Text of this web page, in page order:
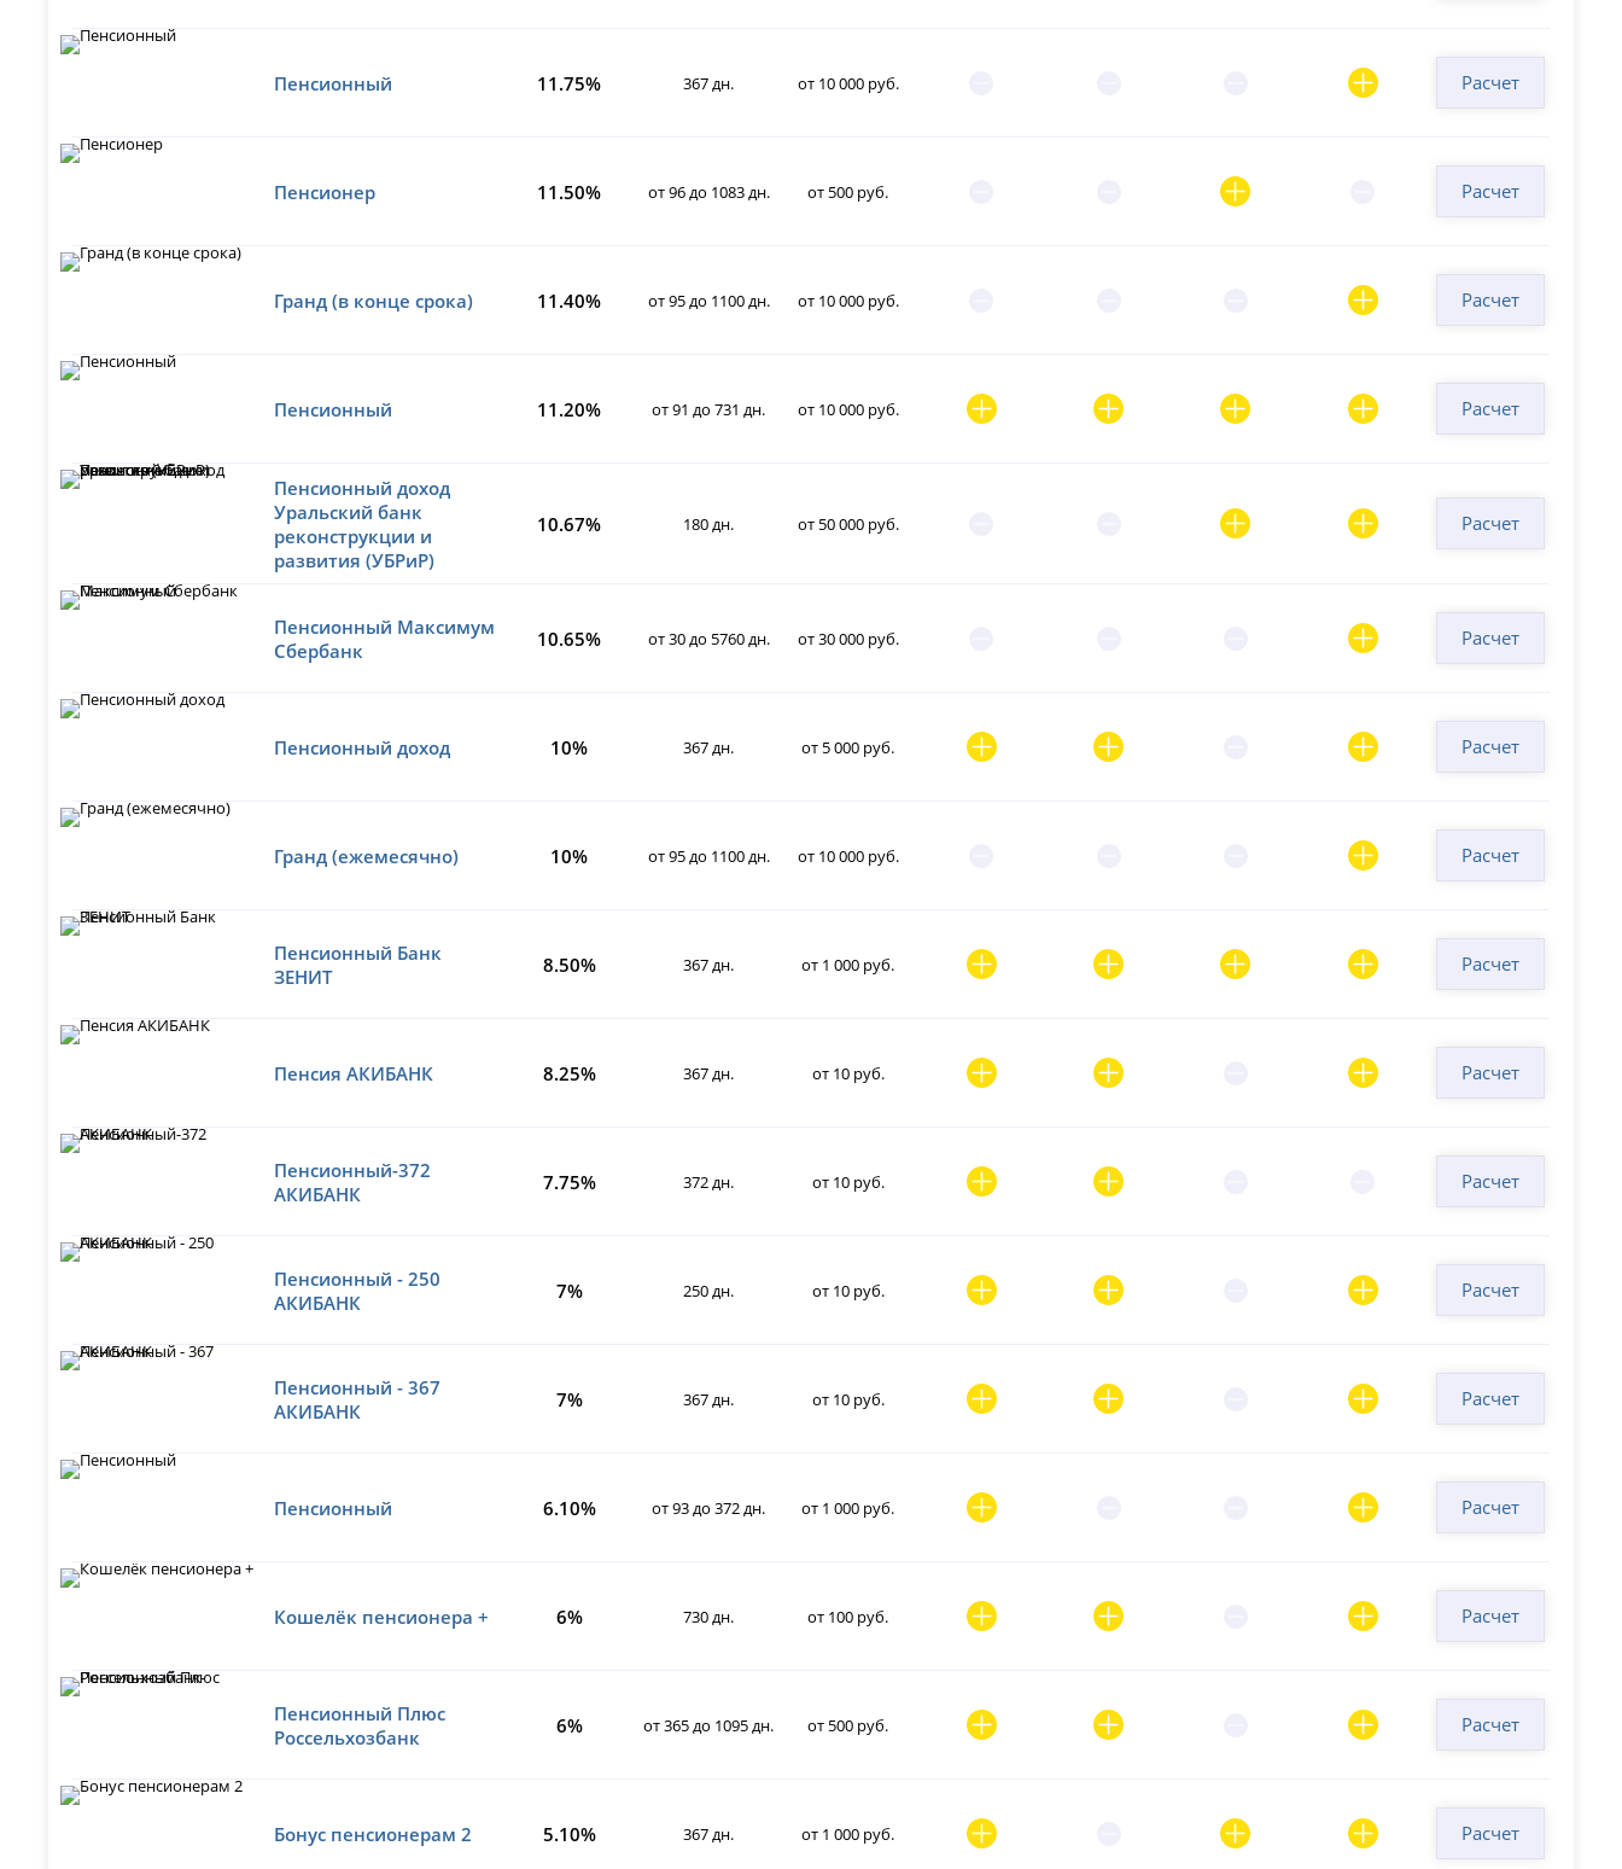
Пенсионный 11.75% 367 дн. от 10 000 руб. Расчет
Пенсионер 11.50% от 96 до 1083 дн. от 500 руб. Расчет
Гранд (в конце срока) 11.40% от 95 до 1100 дн. от 10 000 руб. Расчет
Пенсионный 11.20% от 91 до 731 дн. от 10 000 руб. Расчет
Пенсионный доход
Уральский банк
реконструкции и
развития (УБРиР)
10.67% 180 дн. от 50 000 руб. Расчет
Пенсионный Максимум
Сбербанк
10.65% от 30 до 5760 дн. от 30 000 руб. Расчет
Пенсионный доход 10% 367 дн. от 5 000 руб. Расчет
Гранд (ежемесячно) 10% от 95 до 1100 дн. от 10 000 руб. Расчет
Пенсионный Банк
ЗЕНИТ
8.50% 367 дн. от 1 000 руб. Расчет
Пенсия АКИБАНК 8.25% 367 дн. от 10 руб. Расчет
Пенсионный-372
АКИБАНК
7.75% 372 дн. от 10 руб. Расчет
Пенсионный - 250
АКИБАНК
7% 250 дн. от 10 руб. Расчет
Пенсионный - 367
АКИБАНК
7% 367 дн. от 10 руб. Расчет
Пенсионный 6.10% от 93 до 372 дн. от 1 000 руб. Расчет
Кошелёк пенсионера + 6% 730 дн. от 100 руб. Расчет
Пенсионный Плюс
Россельхозбанк
6% от 365 до 1095 дн. от 500 руб. Расчет
Бонус пенсионерам 2 5.10% 367 дн. от 1 000 руб. Расчет